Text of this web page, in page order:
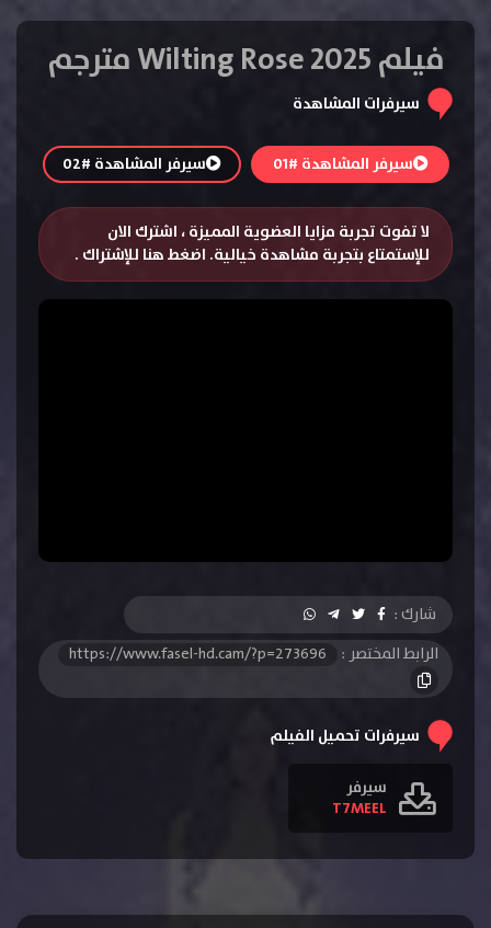
فيلم Wilting Rose 2025 مترجم
سيرفرات المشاهدة
سيرفر المشاهدة #01 سيرفر المشاهدة #02
لا تفوت تجربة مزايا العضوية المميزة ، اشترك الان
للإستمتاع بتجربة مشاهدة خيالية. اضغط هنا للإشتراك .
شارك :
الرابط المختصر :
https://www.fasel-hd.cam/?p=273696
سيرفرات تحميل الفيلم
سيرفر
T7MEEL